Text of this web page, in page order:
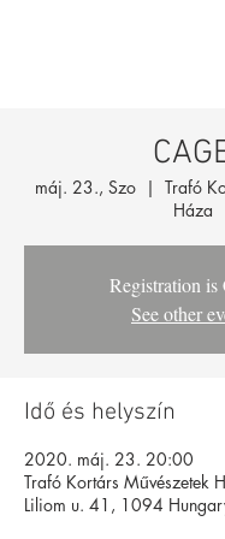
máj. 23., Szo
  |
Trafó
Háza
Registration is
See other
Idő és helyszín
2020. máj. 23. 20:00
Trafó Kortárs Művészetek
Liliom u. 41, 1094